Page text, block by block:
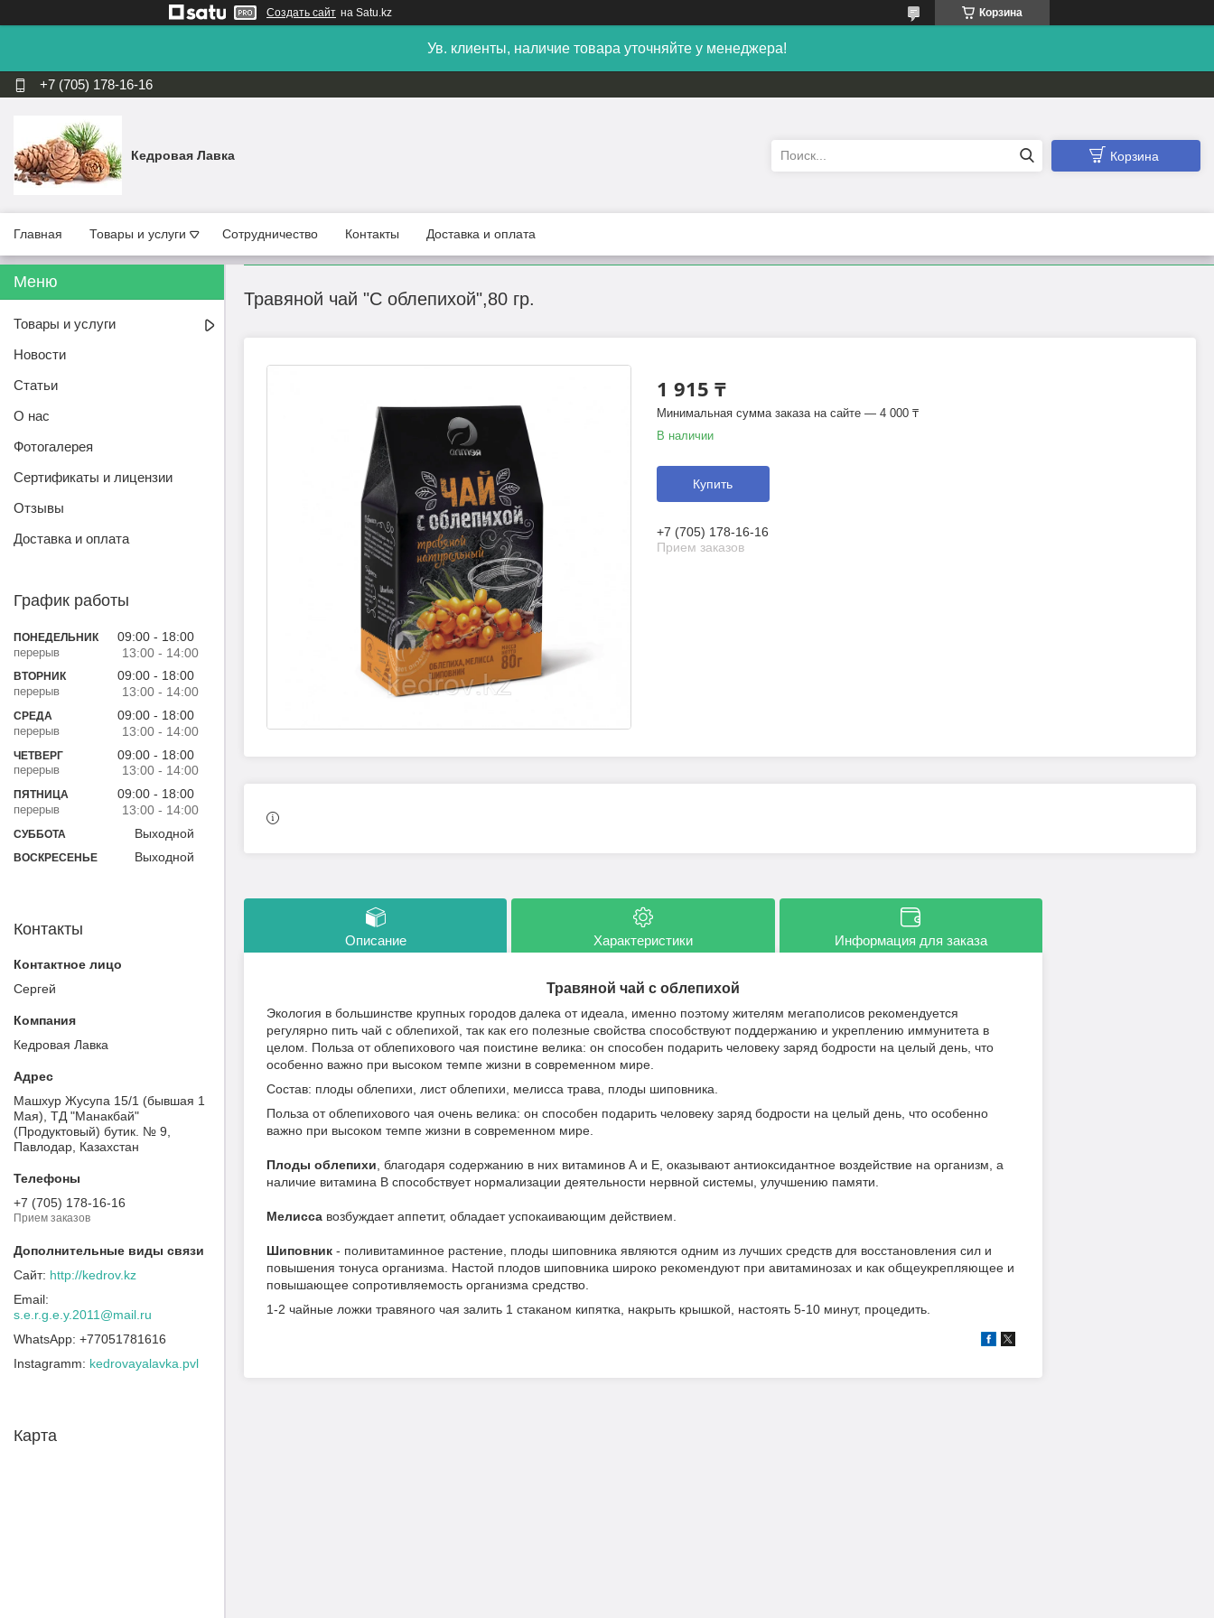
Создать сайт на Satu.kz Корзина
Ув. клиенты, наличие товара уточняйте у менеджера!
+7 (705) 178-16-16
Кедровая Лавка Корзина
Главная Товары и услуги Сотрудничество Контакты Доставка и оплата
Травяной чай "С облепихой",80 гр.
1 915 ₸
Минимальная сумма заказа на сайте — 4 000 ₸
В наличии
Купить
+7 (705) 178-16-16
Прием заказов
Описание Характеристики Информация для заказа
Травяной чай с облепихой
Экология в большинстве крупных городов далека от идеала, именно поэтому жителям мегаполисов рекомендуется
регулярно пить чай с облепихой, так как его полезные свойства способствуют поддержанию и укреплению иммунитета в
целом. Польза от облепихового чая поистине велика: он способен подарить человеку заряд бодрости на целый день, что
особенно важно при высоком темпе жизни в современном мире.
Состав: плоды облепихи, лист облепихи, мелисса трава, плоды шиповника.
Польза от облепихового чая очень велика: он способен подарить человеку заряд бодрости на целый день, что особенно
важно при высоком темпе жизни в современном мире.
Плоды облепихи, благодаря содержанию в них витаминов А и Е, оказывают антиоксидантное воздействие на организм, а
наличие витамина В способствует нормализации деятельности нервной системы, улучшению памяти.
Мелисса возбуждает аппетит, обладает успокаивающим действием.
Шиповник - поливитаминное растение, плоды шиповника являются одним из лучших средств для восстановления сил и
повышения тонуса организма. Настой плодов шиповника широко рекомендуют при авитаминозах и как общеукрепляющее и
повышающее сопротивляемость организма средство.
1-2 чайные ложки травяного чая залить 1 стаканом кипятка, накрыть крышкой, настоять 5-10 минут, процедить.
Товары и услуги
Новости
Статьи
О нас
Фотогалерея
Сертификаты и лицензии
Отзывы
Доставка и оплата
График работы
ПОНЕДЕЛЬНИК 09:00
18:00
13:00
14:00
ВТОРНИК 09:00
18:00
13:00
14:00
СРЕДА 09:00
18:00
13:00
14:00
ЧЕТВЕРГ 09:00
18:00
13:00
14:00
ПЯТНИЦА 09:00
18:00
13:00
14:00
СУББОТА Выходной
ВОСКРЕСЕНЬЕ Выходной
Контакты
Сергей
Кедровая Лавка
Машхур Жусупа 15/1 (бывшая 1
Мая), ТД "Манакбай"
(Продуктовый) бутик. № 9,
Павлодар, Казахстан
+7 (705) 178-16-16
Прием заказов
http://kedrov.kz
s.e.r.g.e.y.2011@mail.ru
+77051781616
Instagramm
kedrovayalavka.pvl
Карта